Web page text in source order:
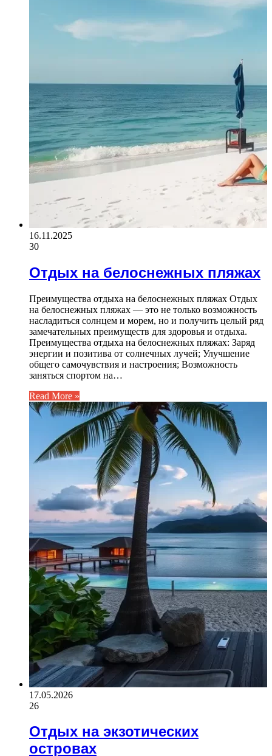
16.11.2025
30
Отдых на белоснежных пляжах
Преимущества отдыха на белоснежных пляжах Отдых
на белоснежных пляжах — это не только возможность
насладиться солнцем и морем, но и получить целый ряд
замечательных преимуществ для здоровья и отдыха.
Преимущества отдыха на белоснежных пляжах: Заряд
энергии и позитива от солнечных лучей; Улучшение
общего самочувствия и настроения; Возможность
заняться спортом на…
Read More »
17.05.2026
26
Отдых на экзотических
островах